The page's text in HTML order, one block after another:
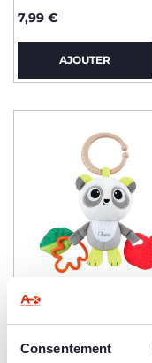
Consentement
7,99 €
AJOUTER
9,99 €